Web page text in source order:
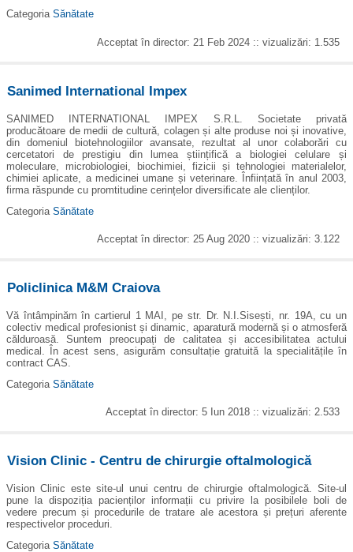
Categoria Sănătate
Acceptat în director: 21 Feb 2024 :: vizualizări: 1.535
Sanimed International Impex
SANIMED INTERNATIONAL IMPEX S.R.L. Societate privată
producătoare de medii de cultură, colagen și alte produse noi și inovative,
din domeniul biotehnologiilor avansate, rezultat al unor colaborări cu
cercetatori de prestigiu din lumea științifică a biologiei celulare și
moleculare, microbiologiei, biochimiei, fizicii și tehnologiei materialelor,
chimiei aplicate, a medicinei umane și veterinare. Înființată în anul 2003,
firma răspunde cu promtitudine cerințelor diversificate ale clienților.
Categoria Sănătate
Acceptat în director: 25 Aug 2020 :: vizualizări: 3.122
Policlinica M&M Craiova
Vă întâmpinăm în cartierul 1 MAI, pe str. Dr. N.I.Sisești, nr. 19A, cu un
colectiv medical profesionist și dinamic, aparatură modernă și o atmosferă
călduroasă. Suntem preocupați de calitatea și accesibilitatea actului
medical. În acest sens, asigurăm consultație gratuită la specialitățile în
contract CAS.
Categoria Sănătate
Acceptat în director: 5 Iun 2018 :: vizualizări: 2.533
Vision Clinic - Centru de chirurgie oftalmologică
Vision Clinic este site-ul unui centru de chirurgie oftalmologică. Site-ul
pune la dispoziția pacienților informații cu privire la posibilele boli de
vedere precum și procedurile de tratare ale acestora și prețuri aferente
respectivelor proceduri.
Categoria Sănătate